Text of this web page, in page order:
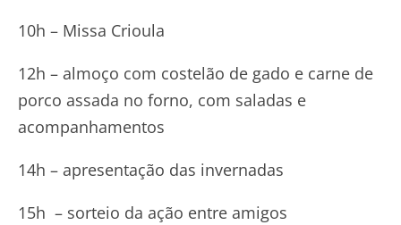
10h – Missa Crioula
12h – almoço com costelão de gado e carne de
porco assada no forno, com saladas e
acompanhamentos
14h – apresentação das invernadas
15h – sorteio da ação entre amigos